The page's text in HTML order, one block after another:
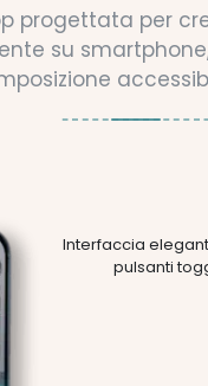
progettata per
su
Interfaccia
pulsanti